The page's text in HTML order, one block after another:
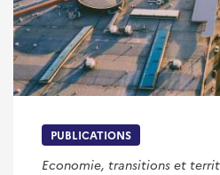
PUBLICATIONS
Economie, transitions et